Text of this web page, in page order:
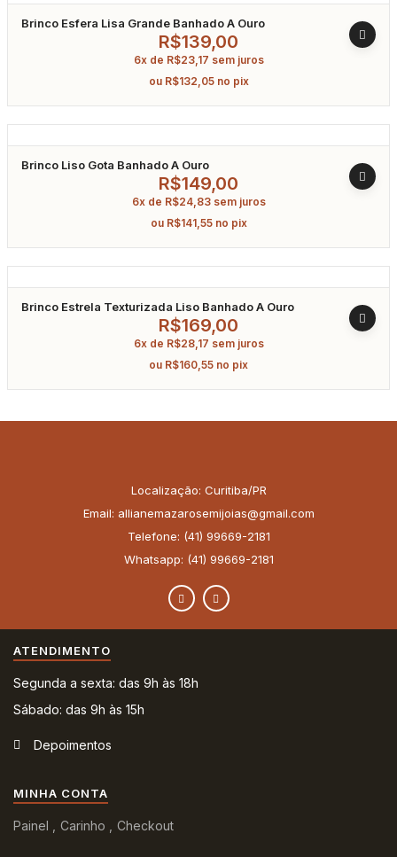
Brinco Esfera Lisa Grande Banhado A Ouro
R$139,00
6x de R$23,17 sem juros
ou R$132,05 no pix
Brinco Liso Gota Banhado A Ouro
R$149,00
6x de R$24,83 sem juros
ou R$141,55 no pix
Brinco Estrela Texturizada Liso Banhado A Ouro
R$169,00
6x de R$28,17 sem juros
ou R$160,55 no pix
Localização: Curitiba/PR
Email: allianemazarosemijoias@gmail.com
Telefone: (41) 99669-2181
Whatsapp: (41) 99669-2181
ATENDIMENTO
Segunda a sexta: das 9h às 18h
Sábado: das 9h às 15h
Depoimentos
MINHA CONTA
Painel Carinho Checkout